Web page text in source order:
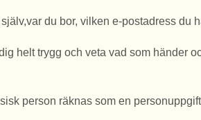
du bor, vilken e-postadress du
helt trygg och veta vad som händer
person räknas som en